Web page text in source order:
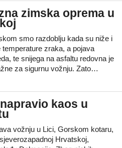
zimska oprema u
smo razdoblju kada su niže i
temperature zraka, a pojava
te snijega na asfaltu redovna je
za sigurnu vožnju. Zato…
kaos u
vožnju u Lici, Gorskom kotaru,
Hrvatskoj,